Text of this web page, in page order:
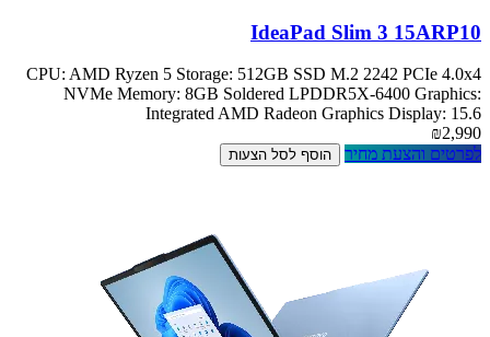
IdeaPad Slim 3 15ARP10
CPU: AMD Ryzen 5 Storage: 512GB SSD M.2 2242 PCIe 4.0x4
NVMe Memory: 8GB Soldered LPDDR5X-6400 Graphics:
Integrated AMD Radeon Graphics Display: 15.6
₪2,990
לפרטים והצעת מחיר
הוסף לסל הצעות